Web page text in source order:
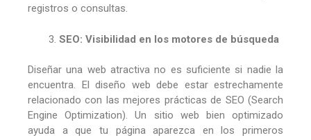
registros o consultas.
SEO: Visibilidad en los motores de búsqueda
Diseñar una web atractiva no es suficiente si nadie la
encuentra. El diseño web debe estar estrechamente
relacionado con las mejores prácticas de SEO (Search
Engine Optimization). Un sitio web bien optimizado
ayuda a que tu página aparezca en los primeros